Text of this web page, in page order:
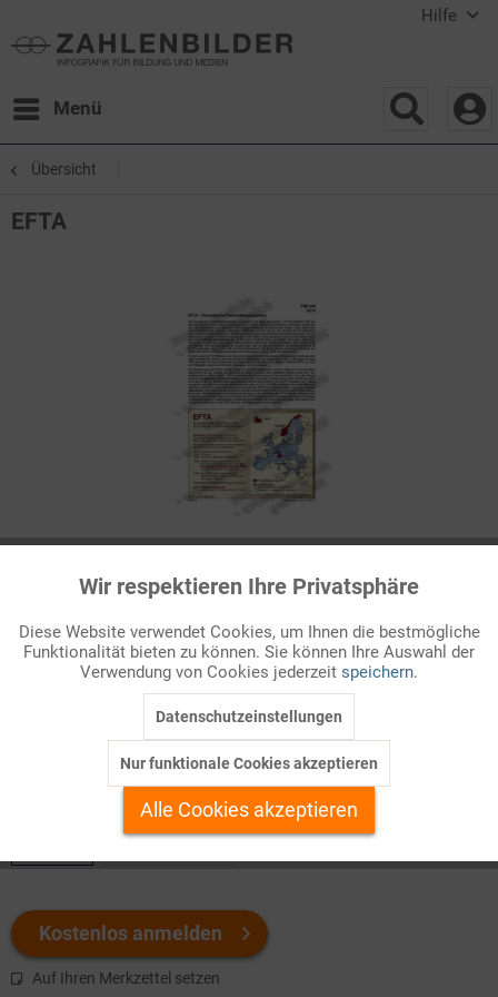
Hilfe
Menü
Übersicht
EFTA
EFTA – Europäische Freihandelsassoziation
Die Europäische Freihandelsassoziation (European Free Trade
Association – EFTA) entstand 1960 aus dem
Welchen Download brauchen Sie?
s/w-Version
Kostenlos anmelden
Auf Ihren Merkzettel setzen
Funktionale Aktiv
Marketing Inaktiv
Personalisierung Inaktiv
Service
Wir respektieren Ihre Privatsphäre
Diese Website verwendet Cookies, um Ihnen die bestmögliche
Funktionalität bieten zu können. Sie können Ihre Auswahl der
Verwendung von Cookies jederzeit speichern.
Datenschutzeinstellungen
Nur funktionale Cookies akzeptieren
Alle Cookies akzeptieren